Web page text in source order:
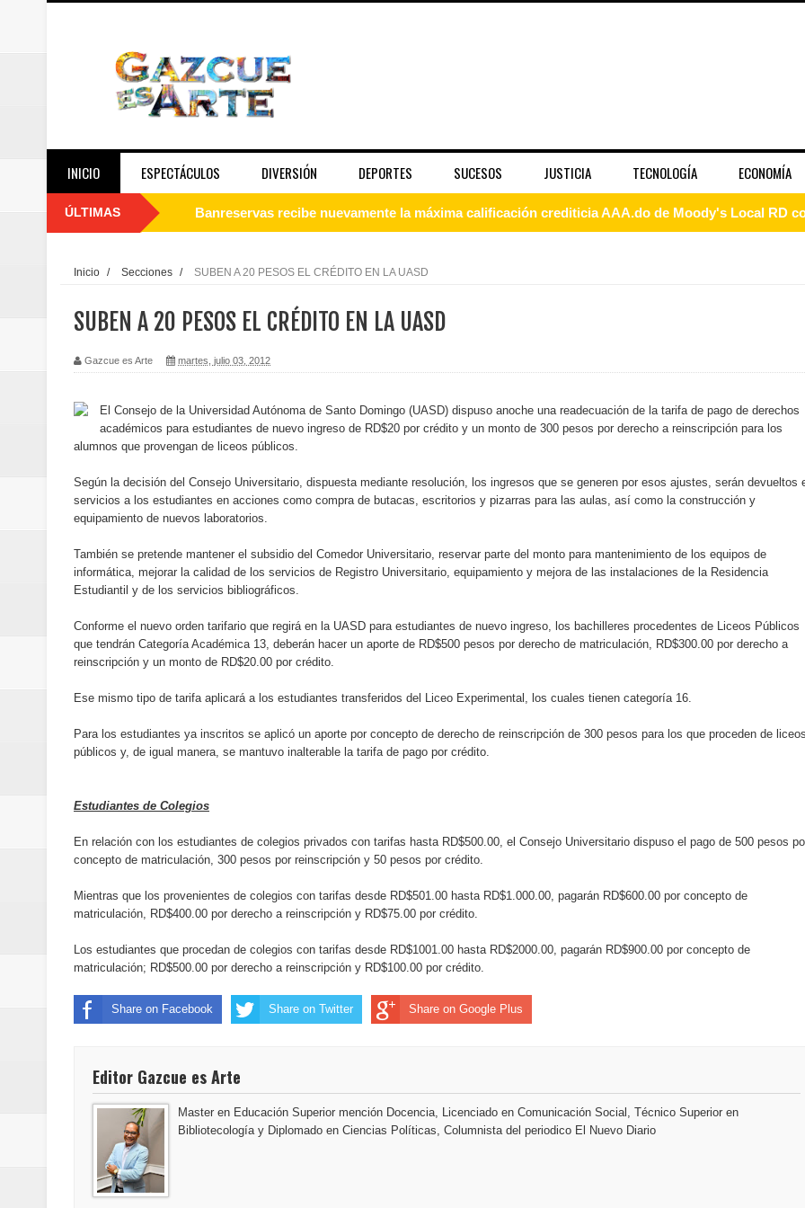
INICIO ESPECTÁCULOS DIVERSIÓN DEPORTES SUCESOS JUSTICIA TECNOLOGÍA ECONOMÍA
ÚLTIMAS Juan Luis Guerra se acompaña del coro “Más que Vencedores” y nos regala el “Canto a la
Embajada dominicana en Francia y Banreservas lanzan convocatoria para residencias artísticas
Pavel Núñez y su Bipolarband deslumbran con una noche de fusiones e invitados de lujo en el
Banreservas y Banco Popular abordan retos y oportunidades del sistema financiero nacional
“Los Rechazados 2” llega a los cines impulsada por la franquicia dominicana más taquillera del
Designan a Angelina Biviana Riveiro como vicepresidenta ejecutiva de Fiduciaria Reservas
Banreservas destina RD$5,000 millones para emprendedoras en la segunda edición del Summit
Sexappeal celebra 25 años de trayectoria artística con nuevo álbum, renovación de su equipo y
conmemorativos
Maridalia Hernández y El Canario se unen al regreso de Pavel Núñez y su “Bipolarband” a Hard
Domingo
Banreservas y sus filiales realizan en Santiago el segundo Foro del Ahorro y la Inversión
Banreservas inaugura oficina en el Centro de Retención de Vehículos de Pedro Brand
SEPROI obtiene certificación ISO 37001 y se convierte en la primera empresa del sector con
Humano Seguros transforma la emisión de pólizas con Inteligencia Artificial y reduce el proceso
Inicio / Secciones / SUBEN A 20 PESOS EL CRÉDITO EN LA UASD
SUBEN A 20 PESOS EL CRÉDITO EN LA UASD
Gazcue es Arte martes, julio 03, 2012
El Consejo de la Universidad Autónoma de Santo Domingo (UASD) dispuso anoche una readecuación de la tarifa de pago de derechos
académicos para estudiantes de nuevo ingreso de RD$20 por crédito y un monto de 300 pesos por derecho a reinscripción para los
alumnos que provengan de liceos públicos.
Según la decisión del Consejo Universitario, dispuesta mediante resolución, los ingresos que se generen por esos ajustes, serán devueltos
servicios a los estudiantes en acciones como compra de butacas, escritorios y pizarras para las aulas, así como la construcción y
equipamiento de nuevos laboratorios.
También se pretende mantener el subsidio del Comedor Universitario, reservar parte del monto para mantenimiento de los equipos de
informática, mejorar la calidad de los servicios de Registro Universitario, equipamiento y mejora de las instalaciones de la Residencia
Estudiantil y de los servicios bibliográficos.
Conforme el nuevo orden tarifario que regirá en la UASD para estudiantes de nuevo ingreso, los bachilleres procedentes de Liceos Públicos
que tendrán Categoría Académica 13, deberán hacer un aporte de RD$500 pesos por derecho de matriculación, RD$300.00 por derecho a
reinscripción y un monto de RD$20.00 por crédito.
Ese mismo tipo de tarifa aplicará a los estudiantes transferidos del Liceo Experimental, los cuales tienen categoría 16.
Para los estudiantes ya inscritos se aplicó un aporte por concepto de derecho de reinscripción de 300 pesos para los que proceden de liceos
públicos y, de igual manera, se mantuvo inalterable la tarifa de pago por crédito.
Estudiantes de Colegios
En relación con los estudiantes de colegios privados con tarifas hasta RD$500.00, el Consejo Universitario dispuso el pago de 500 pesos
concepto de matriculación, 300 pesos por reinscripción y 50 pesos por crédito.
Mientras que los provenientes de colegios con tarifas desde RD$501.00 hasta RD$1.000.00, pagarán RD$600.00 por concepto de
matriculación, RD$400.00 por derecho a reinscripción y RD$75.00 por crédito.
Los estudiantes que procedan de colegios con tarifas desde RD$1001.00 hasta RD$2000.00, pagarán RD$900.00 por concepto de
matriculación; RD$500.00 por derecho a reinscripción y RD$100.00 por crédito.
Share on Facebook Share on Twitter Share on Google Plus
Editor Gazcue es Arte
Master en Educación Superior mención Docencia, Licenciado en Comunicación Social, Técnico Superior en
Bibliotecología y Diplomado en Ciencias Políticas, Columnista del periodico El Nuevo Diario